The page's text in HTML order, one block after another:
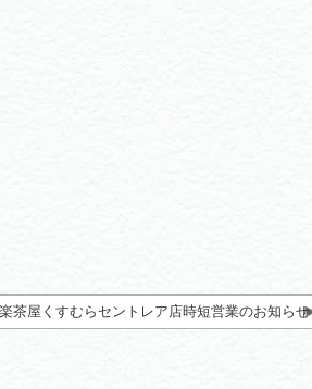
茶屋くすむらセントレア店時短営業のお知らせ